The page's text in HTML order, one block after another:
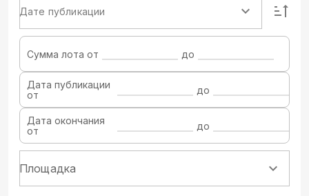
Дате публикации
Сумма лота от до
Дата публикации
от
до
Дата окончания
от
до